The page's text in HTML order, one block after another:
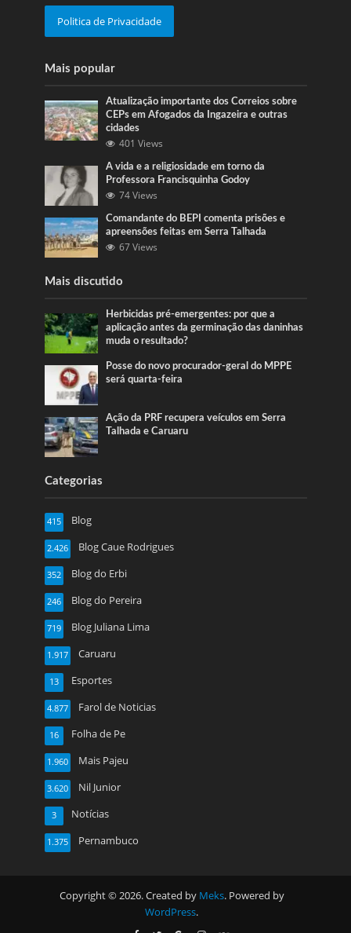
Politica de Privacidade
Mais popular
Atualização importante dos Correios sobre
CEPs em Afogados da Ingazeira e outras
cidades
401 Views
A vida e a religiosidade em torno da
Professora Francisquinha Godoy
74 Views
Comandante do BEPI comenta prisões e
apreensões feitas em Serra Talhada
67 Views
Mais discutido
Herbicidas pré-emergentes: por que a
aplicação antes da germinação das daninhas
muda o resultado?
Posse do novo procurador-geral do MPPE
será quarta-feira
Ação da PRF recupera veículos em Serra
Talhada e Caruaru
Categorias
Blog
415
Blog Caue Rodrigues
2.426
Blog do Erbi
352
Blog do Pereira
246
Blog Juliana Lima
719
Caruaru
1.917
Esportes
13
Farol de Noticias
4.877
Folha de Pe
16
Mais Pajeu
1.960
Nil Junior
3.620
Notícias
3
Pernambuco
1.375
Copyright © 2026. Created by Meks. Powered by
WordPress.